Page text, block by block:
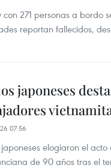
con 271 personas a bordo
reportan fallecidos,
japoneses
07:56
elogiaron el
de 90 años tras el